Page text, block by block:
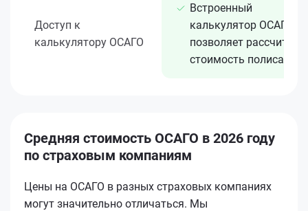
Доступ к
калькулятору ОСАГО
Встроенный
калькулятор ОСАГО
позволяет рассчитать
стоимость полиса
Средняя стоимость ОСАГО в 2026 году
по страховым компаниям
Цены на ОСАГО в разных страховых компаниях
могут значительно отличаться. Мы